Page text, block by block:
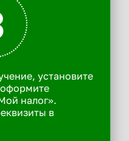
установите
налог».
в